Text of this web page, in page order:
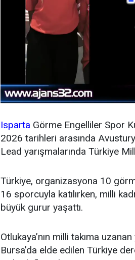
Isparta Görme Engelliler Spor
2026 tarihleri arasında
Lead yarışmalarında Türkiye
Türkiye, organizasyona 10
16 sporcuyla katılırken, milli
büyük gurur yaşattı.
Otlukaya’nın milli takıma
Bursa’da elde edilen Türkiye